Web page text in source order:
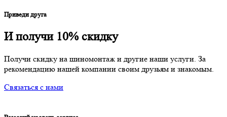
Приведи друга
И получи 10% скидку
Получи скидку на шиномонтаж и другие наши услуги. За
рекомендацию нашей компании своим друзьям и знакомым.
Связаться с нами